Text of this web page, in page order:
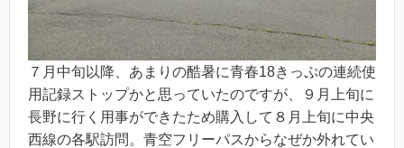
７月中旬以降、あまりの酷暑に青春18きっぷの連続使
用記録ストップかと思っていたのですが、９月上旬に
長野に行く用事ができたため購入して８月上旬に中央
西線の各駅訪問。青空フリーパスからなぜか外れてい